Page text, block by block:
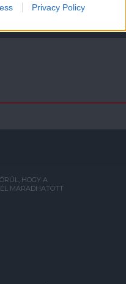
Privacy Policy
HOGY A
MARADHATOTT